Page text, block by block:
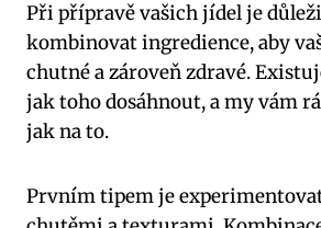
Při přípravě vašich jídel je
kombinovat ingredience, aby
chutné a zároveň zdravé.
jak toho dosáhnout, a my vám
jak na to.
Prvním tipem je